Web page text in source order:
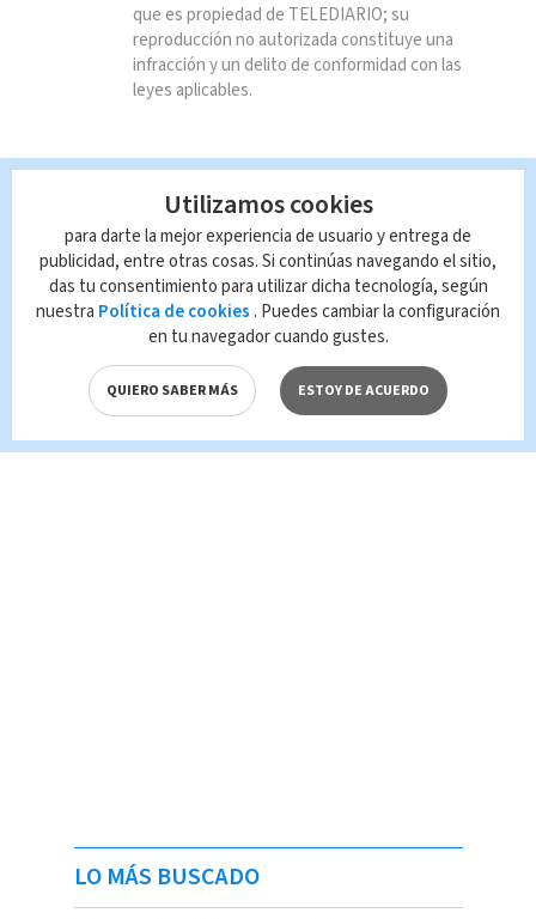
que es propiedad de TELEDIARIO; su
reproducción no autorizada constituye una
infracción y un delito de conformidad con las
leyes aplicables.
LO MÁS BUSCADO
Utilizamos cookies
para darte la mejor experiencia de usuario y entrega de
publicidad, entre otras cosas. Si continúas navegando el sitio,
das tu consentimiento para utilizar dicha tecnología, según
nuestra Política de cookies . Puedes cambiar la configuración
en tu navegador cuando gustes.
QUIERO SABER MÁS ESTOY DE ACUERDO